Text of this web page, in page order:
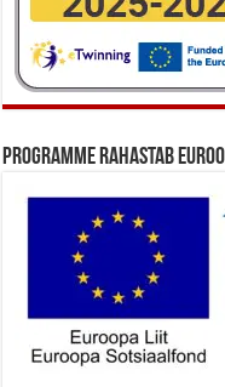
Programme rahastab